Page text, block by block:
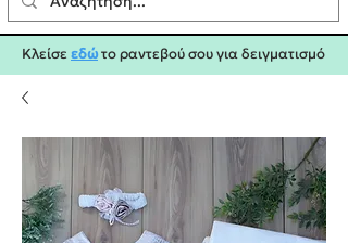
Κλείσεεδώτο ραντεβού σου για δειγματισμό